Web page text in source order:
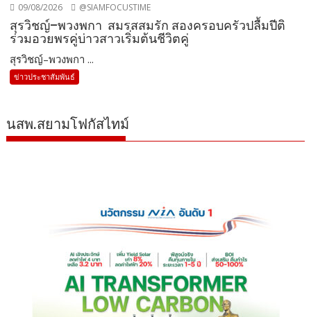
09/08/2026 @SIAMFOCUSTIME
สุรวิชญ์–พวงพกา สมรสสมรัก สองครอบครัวปลื้มปีติ
ร่วมอวยพรคู่บ่าวสาวเริ่มต้นชีวิตคู่
สุรวิชญ์–พวงพกา ...
ข่าวประชาสัมพันธ์
นสพ.สยามโฟกัสไทม์